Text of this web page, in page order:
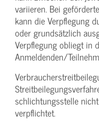
variieren. Bei
kann die Verpflegung
oder grundsätzlich
Verpflegung obliegt in
Anmeldenden/­
schlichtungs­stelle
verpflichtet.